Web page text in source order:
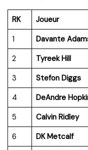
RK Joueur
1
Davante
2
Tyreek Hill
3
Stefon Diggs
4
DeAndre
5
Calvin Ridley
6
DK Metcalf